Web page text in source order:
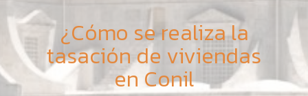
¿Cómo se realiza la
tasación de viviendas
en Conil